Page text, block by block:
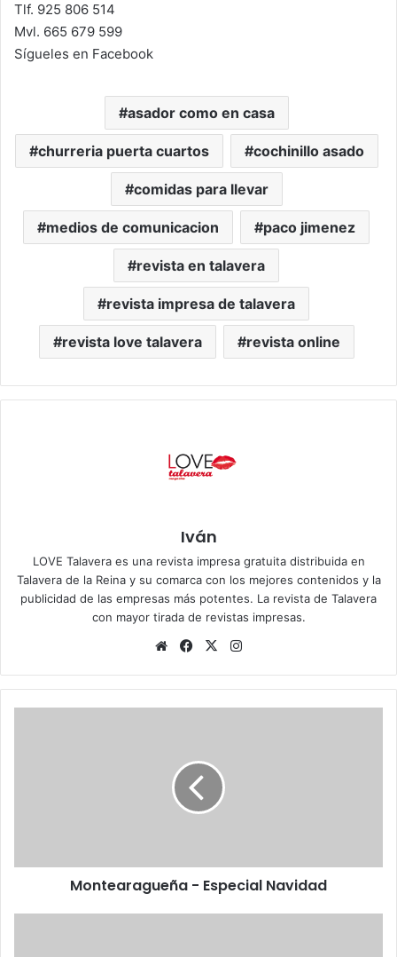
Tlf. 925 806 514
Mvl. 665 679 599
Sígueles en Facebook
asador como en casa
churreria puerta cuartos cochinillo asado
comidas para llevar
medios de comunicacion paco jimenez
revista en talavera
revista impresa de talavera
revista love talavera revista online
Iván
LOVE Talavera es una revista impresa gratuita distribuida en
Talavera de la Reina y su comarca con los mejores contenidos y la
publicidad de las empresas más potentes. La revista de Talavera
con mayor tirada de revistas impresas.
Siti
we
b
Fa
bo
ok
X
ra
m
g
Montearagueña - Especial Navidad